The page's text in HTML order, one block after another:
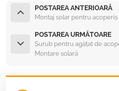
POSTAREA ANTERIOARĂ
Montaj solar pentru acoperiș
POSTAREA URMĂTOARE
Șurub pentru agățat de
Montare solară